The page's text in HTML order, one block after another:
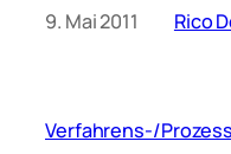
9. Mai 2011 Rico
Verfahrens-/